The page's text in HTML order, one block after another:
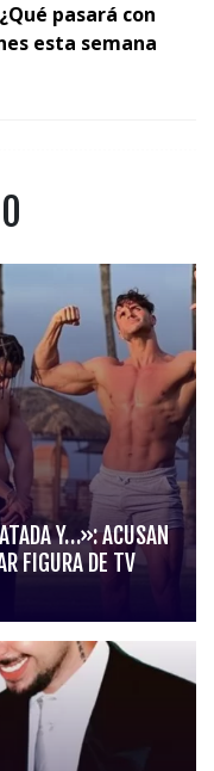
pasará con
esta semana
Y…»: ACUSAN
FIGURA DE TV